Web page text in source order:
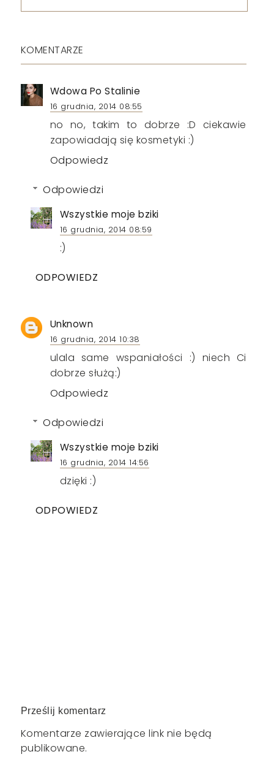
KOMENTARZE
Wdowa Po Stalinie
16 grudnia, 2014 08:55
no no, takim to dobrze :D ciekawie
zapowiadają się kosmetyki :)
Odpowiedz
Odpowiedzi
Wszystkie moje bziki
16 grudnia, 2014 08:59
:)
ODPOWIEDZ
Unknown
16 grudnia, 2014 10:38
ulala same wspaniałości :) niech Ci
dobrze służą:)
Odpowiedz
Odpowiedzi
Wszystkie moje bziki
16 grudnia, 2014 14:56
dzięki :)
ODPOWIEDZ
Prześlij komentarz
Komentarze zawierające link nie będą
publikowane.